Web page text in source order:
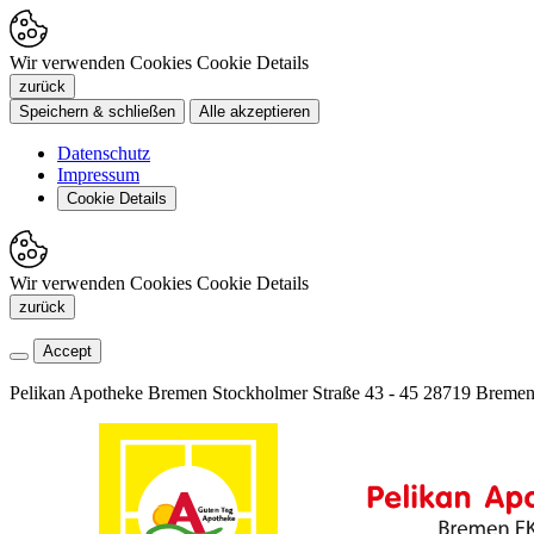
Wir verwenden Cookies Cookie Details
zurück
Speichern & schließen
Alle akzeptieren
Datenschutz
Impressum
Cookie Details
Wir verwenden Cookies Cookie Details
zurück
Accept
Pelikan Apotheke Bremen Stockholmer Straße 43 - 45 28719 Bremen